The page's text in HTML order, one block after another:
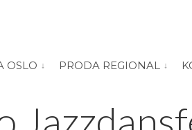
OSLO vis submeny for “PRODA Oslo”
PRODA REGIONAL vis